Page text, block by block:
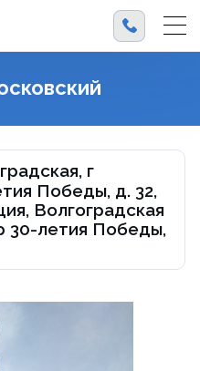
г
Победы, д. 32,
Волгоградская
30-летия Победы,